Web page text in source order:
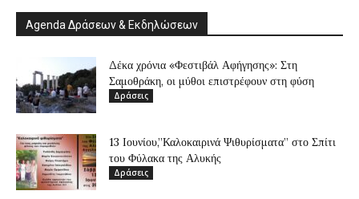
Agenda Δράσεων & Εκδηλώσεων
Δέκα χρόνια «Φεστιβάλ Αφήγησης»: Στη
Σαμοθράκη, οι μύθοι επιστρέφουν στη φύση
Δράσεις
13 Ιουνίου,”Καλοκαιρινά Ψιθυρίσματα” στο Σπίτι
του Φύλακα της Αλυκής
Δράσεις